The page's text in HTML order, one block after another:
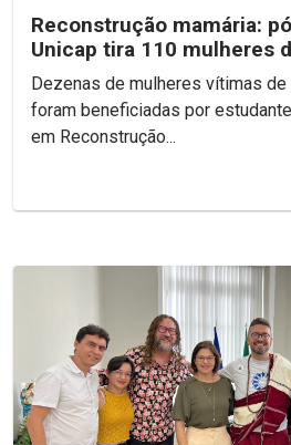
Reconstrução mamária:
Unicap tira 110 mulheres
do SUS
Dezenas de mulheres vítimas de
foram beneficiadas por
em Reconstrução...